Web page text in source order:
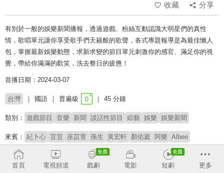
收藏
分享
有別於一般的娛樂新聞播報，透過遊戲、粉絲互動認識大明星們的真性
情，歌唱單元讓你享受歌手們天籟般的歌聲，各式專題報導是為最佳懶人
包，掌握最新娛樂動態，求新求變的節目單元刺激你的感官、滿足你的視
覺，帶給你滿滿的歡笑，洗去整日的疲憊！
首播日期：2024-03-07
台灣 國語 普遍級 45 分鐘
類別： 遊戲節目 音樂 新聞 談話性節目 綜藝 娛樂 娛樂新聞
來賓： 紀卜心 荳荳 巫苡萱 孫生 黃宏軒 顏佑庭 阿樂 Albee
主持：
賴晏駒
首頁
電視頻道 戲劇 電影 短劇 更多